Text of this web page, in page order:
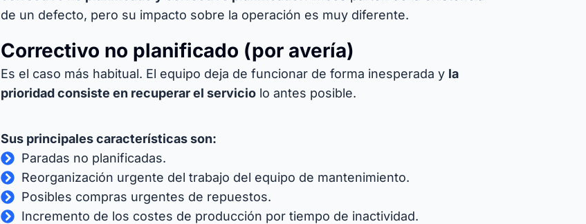
de un defecto, pero su impacto sobre la operación es muy diferente.
Correctivo no planificado (por avería)
Es el caso más habitual. El equipo deja de funcionar de forma inesperada y la
prioridad consiste en recuperar el servicio lo antes posible.
Sus principales características son:
Paradas no planificadas.
Reorganización urgente del trabajo del equipo de mantenimiento.
Posibles compras urgentes de repuestos.
Incremento de los costes de producción por tiempo de inactividad.